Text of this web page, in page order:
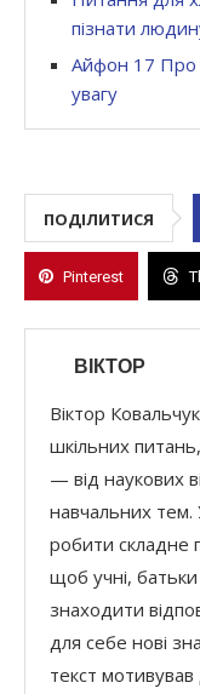
пізнати
Айфон 17 Про
увагу
ПОДІЛИТИСЯ
Pinterest
ВІКТОР
Віктор
шкільних
— від наукових
навчальних тем.
робити складне
щоб учні, батьки
знаходити
для себе нові
текст